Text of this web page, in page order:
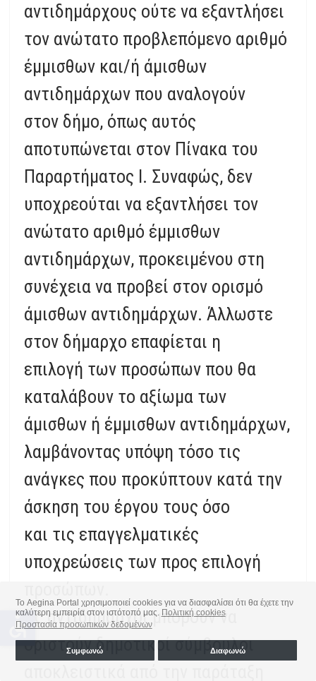
Το Aegina Portal χρησιμοποιεί cookies για να διασφαλίσει ότι θα έχετε την
καλύτερη εμπειρία στον ιστότοπό μας. Πολιτική cookies
Προστασία προσωπικών δεδομένων
Συμφωνώ Διαφωνώ
αντιδημάρχους ούτε να εξαντλήσει
τον ανώτατο προβλεπόμενο αριθμό
έμμισθων και/ή άμισθων
αντιδημάρχων που αναλογούν
στον δήμο, όπως αυτός
αποτυπώνεται στον Πίνακα του
Παραρτήματος Ι. Συναφώς, δεν
υποχρεούται να εξαντλήσει τον
ανώτατο αριθμό έμμισθων
αντιδημάρχων, προκειμένου στη
συνέχεια να προβεί στον ορισμό
άμισθων αντιδημάρχων. Άλλωστε
στον δήμαρχο επαφίεται η
επιλογή των προσώπων που θα
καταλάβουν το αξίωμα των
άμισθων ή έμμισθων αντιδημάρχων,
λαμβάνοντας υπόψη τόσο τις
ανάγκες που προκύπτουν κατά την
άσκηση του έργου τους όσο
και τις επαγγελματικές
υποχρεώσεις των προς επιλογή
Ως αντιδήμαρχοι μπορούν να
οριστούν δημοτικοί σύμβουλοι
accessible